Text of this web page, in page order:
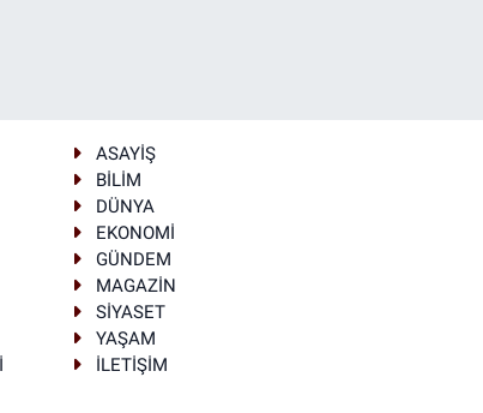
ASAYİŞ
BİLİM
DÜNYA
EKONOMİ
GÜNDEM
MAGAZİN
SİYASET
YAŞAM
İLETİŞİM